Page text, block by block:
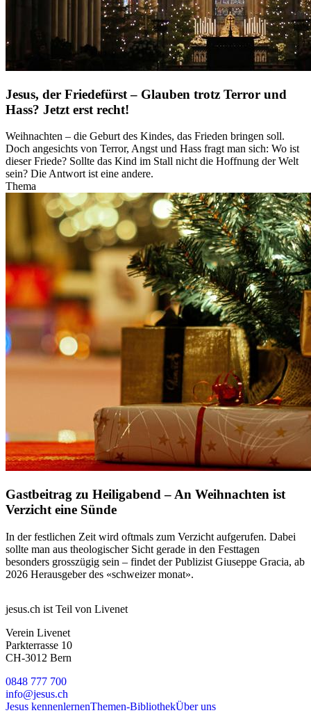
Jesus, der Friedefürst – Glauben trotz Terror und
Hass? Jetzt erst recht!
Weihnachten – die Geburt des Kindes, das Frieden bringen soll.
Doch angesichts von Terror, Angst und Hass fragt man sich: Wo ist
dieser Friede? Sollte das Kind im Stall nicht die Hoffnung der Welt
sein? Die Antwort ist eine andere.
Thema
Gastbeitrag zu Heiligabend – An Weihnachten ist
Verzicht eine Sünde
In der festlichen Zeit wird oftmals zum Verzicht aufgerufen. Dabei
sollte man aus theologischer Sicht gerade in den Festtagen
besonders grosszügig sein – findet der Publizist Giuseppe Gracia, ab
2026 Herausgeber des «schweizer monat».
jesus.ch ist Teil von Livenet
Verein Livenet
Parkterrasse 10
CH-3012 Bern
0848 777 700
info@jesus.ch
Jesus kennenlernenThemen-BibliothekÜber uns